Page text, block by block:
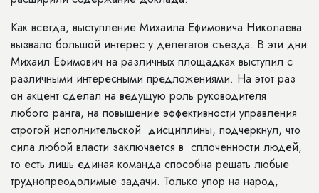
Как всегда, выступление Михаила Ефимовича Николаева
вызвало большой интерес у делегатов съезда. В эти дни
Михаил Ефимович на различных площадках выступил с
различными интересными предложениями. На этот раз
он акцент сделал на ведущую роль руководителя
любого ранга, на повышение эффективности управления
строгой исполнительской дисциплины, подчеркнул, что
сила любой власти заключается в сплоченности людей,
то есть лишь единая команда способна решать любые
труднопреодолимые задачи. Только упор на народ,